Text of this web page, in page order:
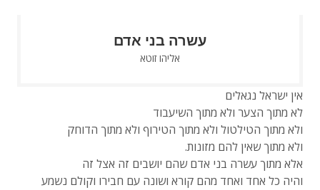
עשרה בני אדם
אליהו זוטא
אין ישראל נגאלים
לא מתוך הצער ולא מתוך השיעבוד
ולא מתוך הטילטול ולא מתוך הטירוף ולא מתוך הדוחק
ולא מתוך שאין להם מזונות.
אלא מתוך עשרה בני אדם שהם יושבים זה אצל זה
והיה כל אחד ואחד מהם קורא ושונה עם חבירו וקולם נשמע